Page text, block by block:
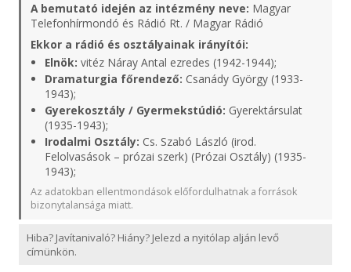
A bemutató idején az intézmény neve: Magyar
Telefonhírmondó és Rádió Rt. / Magyar Rádió
Ekkor a rádió és osztályainak irányítói:
Elnök: vitéz Náray Antal ezredes (1942-1944);
Dramaturgia főrendező: Csanády György (1933-
1943);
Gyerekosztály / Gyermekstúdió: Gyerektársulat
(1935-1943);
Irodalmi Osztály: Cs. Szabó László (irod.
Felolvasások – prózai szerk) (Prózai Osztály) (1935-
1943);
Az adatokban ellentmondások előfordulhatnak a források
bizonytalansága miatt.
Hiba? Javítanivaló? Hiány? Jelezd a nyitólap alján levő
címünkön.